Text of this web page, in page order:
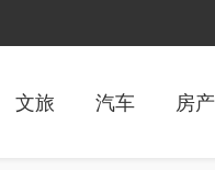
文旅 汽车 房产